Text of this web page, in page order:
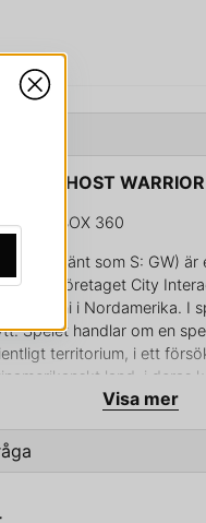
GHOST
XBOX 360
(även känt som S: GW)
spelföretaget City
29 juni i Nordamerika. I
Spelet handlar om en
territorium, i ett
land, i deras
regering efter en stor
Visa mer
denna produkten...